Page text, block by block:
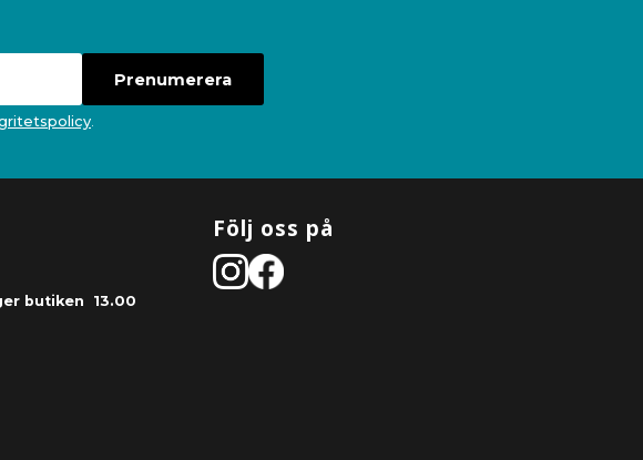
Prenumerera
.
butiken 13.00
Följ oss på